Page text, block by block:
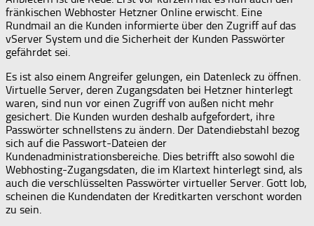
fränkischen Webhoster Hetzner Online erwischt. Eine
Rundmail an die Kunden informierte über den Zugriff auf das
vServer System und die Sicherheit der Kunden Passwörter
gefährdet sei.
Es ist also einem Angreifer gelungen, ein Datenleck zu öffnen.
Virtuelle Server, deren Zugangsdaten bei Hetzner hinterlegt
waren, sind nun vor einen Zugriff von außen nicht mehr
gesichert. Die Kunden wurden deshalb aufgefordert, ihre
Passwörter schnellstens zu ändern. Der Datendiebstahl bezog
sich auf die Passwort-Dateien der
Kundenadministrationsbereiche. Dies betrifft also sowohl die
Webhosting-Zugangsdaten, die im Klartext hinterlegt sind, als
auch die verschlüsselten Passwörter virtueller Server. Gott lob,
scheinen die Kundendaten der Kreditkarten verschont worden
zu sein.